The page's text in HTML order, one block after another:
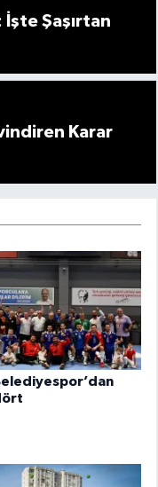
Şaşırtan
Karar